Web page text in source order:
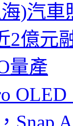
)汽
2億元
量產
Snap